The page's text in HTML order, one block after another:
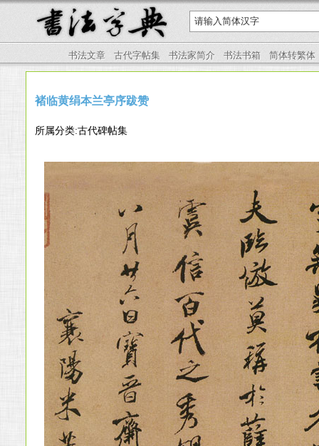
书法文章 古代字帖集 书法家简介 书法书箱 简体转繁体
褚临黄绢本兰亭序跋赞
所属分类:古代碑帖集